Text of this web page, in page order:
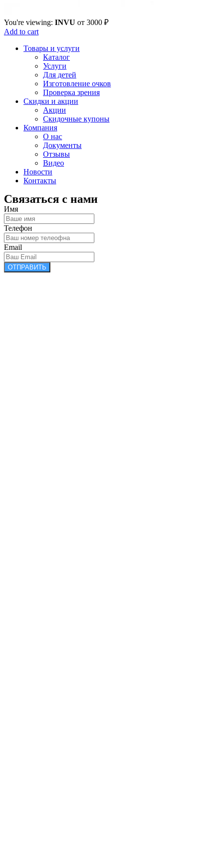
You're viewing: INVU от 3000 ₽
Add to cart
Товары и услуги
Каталог
Услуги
Для детей
Изготовление очков
Проверка зрения
Скидки и акции
Акции
Скидочные купоны
Компания
О нас
Документы
Отзывы
Видео
Новости
Контакты
Связаться с нами
Имя
Телефон
Email
ОТПРАВИТЬ